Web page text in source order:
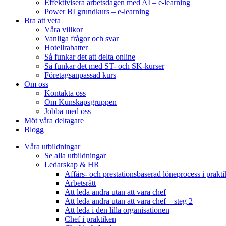
Effektivisera arbetsdagen med AI – e-learning
Power BI grundkurs – e-learning
Bra att veta
Våra villkor
Vanliga frågor och svar
Hotellrabatter
Så funkar det att delta online
Så funkar det med ST- och SK-kurser
Företagsanpassad kurs
Om oss
Kontakta oss
Om Kunskapsgruppen
Jobba med oss
Möt våra deltagare
Blogg
Våra utbildningar
Se alla utbildningar
Ledarskap & HR
Affärs- och prestationsbaserad löneprocess i
Arbetsrätt
Att leda andra utan att vara chef
Att leda andra utan att vara chef – steg 2
Att leda i den lilla organisationen
Chef i praktiken